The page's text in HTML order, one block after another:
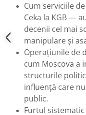
Cum serviciile
Ceka la KGB —
decenii cel mai
manipulare și
Operațiunile de
cum Moscova a
structurile
influență care
public.
Furtul